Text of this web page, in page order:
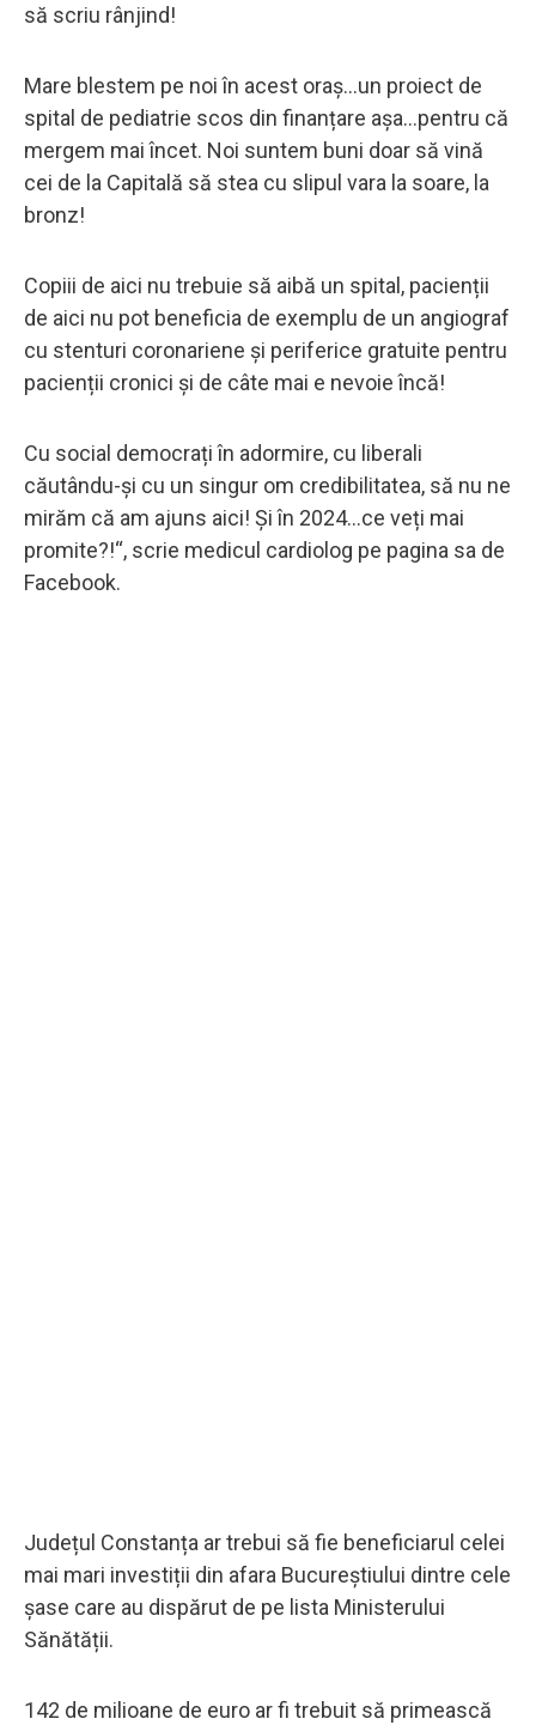
să scriu rânjind!
Mare blestem pe noi în acest oraș...un proiect de
spital de pediatrie scos din finanțare așa...pentru că
mergem mai încet. Noi suntem buni doar să vină
cei de la Capitală să stea cu slipul vara la soare, la
bronz!
Copiii de aici nu trebuie să aibă un spital, pacienții
de aici nu pot beneficia de exemplu de un angiograf
cu stenturi coronariene și periferice gratuite pentru
pacienții cronici și de câte mai e nevoie încă!
Cu social democrați în adormire, cu liberali
căutându-și cu un singur om credibilitatea, să nu ne
mirăm că am ajuns aici! Și în 2024...ce veți mai
promite?!“, scrie medicul cardiolog pe pagina sa de
Facebook.
Județul Constanța ar trebui să fie beneficiarul celei
mai mari investiții din afara Bucureștiului dintre cele
șase care au dispărut de pe lista Ministerului
Sănătății.
142 de milioane de euro ar fi trebuit să primească